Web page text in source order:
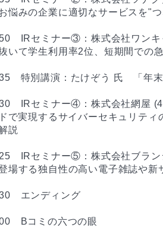
悩みの企業に適切なサービスを"
　IRセミナー③：株式会社ワン
いて学生利用率2位、短期間での
　特別講演：たけぞう 氏　「年末
　IRセミナー④：株式会社網屋
で実現するサイバーセキュリテ
説
　IRセミナー⑤：株式会社ブラ
場する独自性の高い電子雑誌や新
　エンディング
　Bコミの六つの眼